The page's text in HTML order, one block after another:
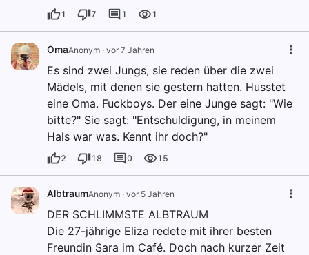
1 7 1 1
OmaAnonym · vor 7 Jahren
Es sind zwei Jungs, sie reden über die zwei
Mädels, mit denen sie gestern hatten. Husstet
eine Oma. Fuckboys. Der eine Junge sagt: "Wie
bitte?" Sie sagt: "Entschuldigung, in meinem
Hals war was. Kennt ihr doch?"
2 18 0 15
AlbtraumAnonym · vor 5 Jahren
DER SCHLIMMSTE ALBTRAUM
Die 27-jährige Eliza redete mit ihrer besten
Freundin Sara im Café. Doch nach kurzer Zeit